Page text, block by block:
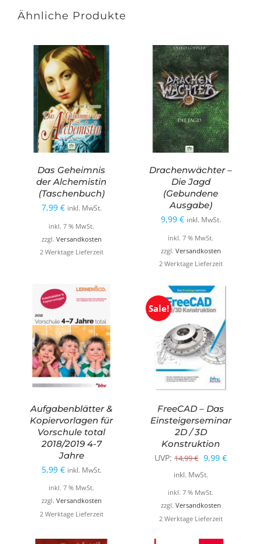
Ähnliche Produkte
Das Geheimnis
der Alchemistin
(Taschenbuch)
7,99 € inkl. MwSt.
inkl. 7 % MwSt.
zzgl. Versandkosten
2 Werktage Lieferzeit
Drachenwächter –
Die Jagd
(Gebundene
Ausgabe)
9,99 € inkl. MwSt.
inkl. 7 % MwSt.
zzgl. Versandkosten
2 Werktage Lieferzeit
Aufgabenblätter &
Kopiervorlagen für
Vorschule total
2018/2019 4-7
Jahre
5,99 € inkl. MwSt.
inkl. 7 % MwSt.
zzgl. Versandkosten
2 Werktage Lieferzeit
Sale!
FreeCAD – Das
Einsteigerseminar
2D / 3D
Konstruktion
UVP: 14,99€ Ursprünglicher
Preis
war:
14,99 €
9,99 €Aktueller
inkl. MwSt.
inkl. 7 % MwSt.
zzgl. Versandkosten
2 Werktage Lieferzeit